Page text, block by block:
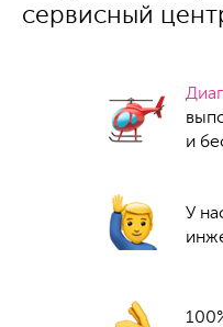
сервисный
и
У